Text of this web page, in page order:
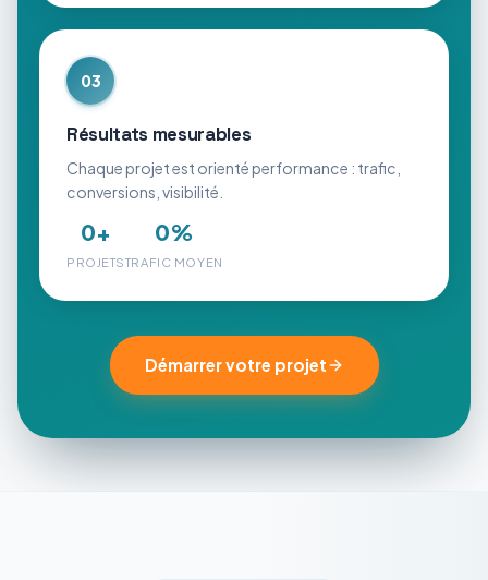
03
Résultats mesurables
Chaque projet est orienté performance : trafic,
conversions, visibilité.
0+
PROJETS
0%
TRAFIC MOYEN
Démarrer votre projet